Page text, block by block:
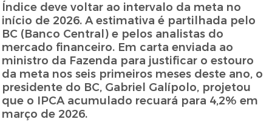
Índice deve voltar ao intervalo da meta no
início de 2026. A estimativa é partilhada pelo
BC (Banco Central) e pelos analistas do
mercado financeiro. Em carta enviada ao
ministro da Fazenda para justificar o estouro
da meta nos seis primeiros meses deste ano, o
presidente do BC, Gabriel Galípolo, projetou
que o IPCA acumulado recuará para 4,2% em
março de 2026.